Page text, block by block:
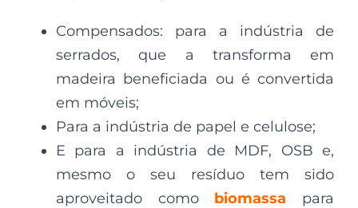
Compensados: para a indústria de
serrados, que a transforma em
madeira beneficiada ou é convertida
em móveis;
Para a indústria de papel e celulose;
E para a indústria de MDF, OSB e,
mesmo o seu resíduo tem sido
aproveitado como biomassa
para